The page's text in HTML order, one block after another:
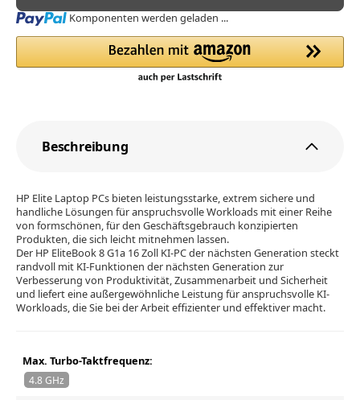
Loading... Komponenten werden geladen ...
Beschreibung
HP Elite Laptop PCs bieten leistungsstarke, extrem sichere und
handliche Lösungen für anspruchsvolle Workloads mit einer Reihe
von formschönen, für den Geschäftsgebrauch konzipierten
Produkten, die sich leicht mitnehmen lassen.
Der HP EliteBook 8 G1a 16 Zoll KI-PC der nächsten Generation steckt
randvoll mit KI-Funktionen der nächsten Generation zur
Verbesserung von Produktivität, Zusammenarbeit und Sicherheit
und liefert eine außergewöhnliche Leistung für anspruchsvolle KI-
Workloads, die Sie bei der Arbeit effizienter und effektiver macht.
Max. Turbo-Taktfrequenz:
4.8 GHz